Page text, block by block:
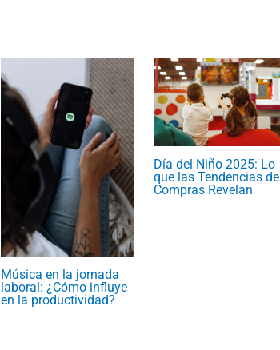
Música en la jornada
laboral: ¿Cómo influye
en la productividad?
Día del Niño 2025: Lo
que las Tendencias de
Compras Revelan